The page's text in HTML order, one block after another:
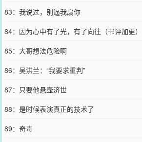
83：我说过，别逼我扇你
84：因为心中有了光，有了向往（书评加更）
85：大哥想法危险啊
86：吴洪兰：“我要求重判”
87：只要他悬壶济世
88：是时候表演真正的技术了
89：奇毒